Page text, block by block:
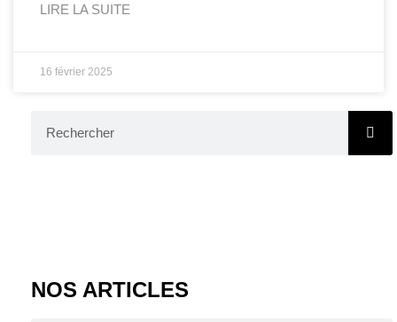
LIRE LA SUITE
16 février 2025
NOS ARTICLES